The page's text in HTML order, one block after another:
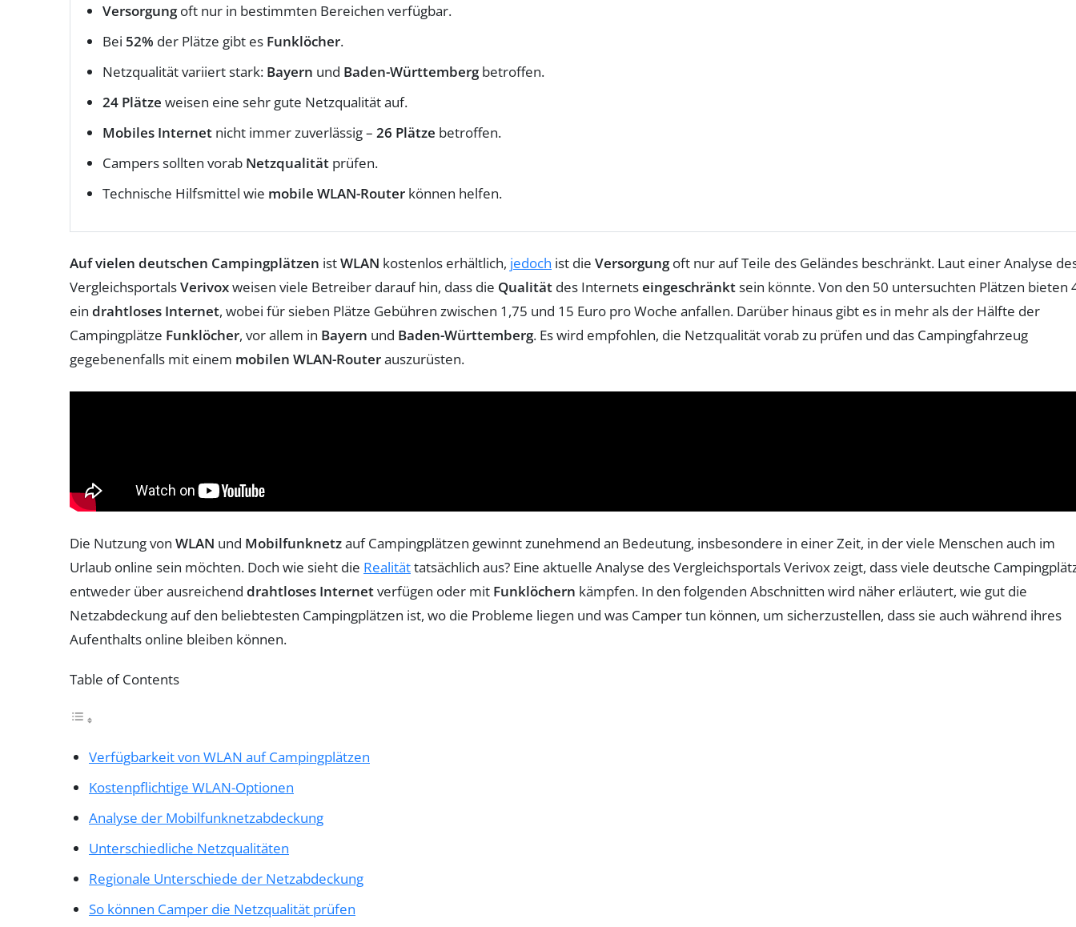
Versorgungoft nur in bestimmten Bereichen verfügbar.
Bei 52% der Plätze gibt es Funklöcher.
Netzqualität variiert stark: Bayern und Baden-Württembergbetroffen.
24 Plätze weisen eine sehr gute Netzqualität auf.
Mobiles Internet nicht immer zuverlässig – 26 Plätze betroffen.
Campers sollten vorab Netzqualität prüfen.
Technische Hilfsmittel wie mobile WLAN-Router können helfen.
Auf vielen deutschen Campingplätzen istWLAN kostenlos erhältlich, jedoch ist die Versorgungoft nur auf Teile des Geländes beschränkt. Laut einer Analyse
VergleichsportalsVerivoxweisen viele Betreiber darauf hin, dass die Qualität des Internetseingeschränktsein könnte. Von den 50 untersuchten Plätzen bieten
ein drahtloses Internet, wobei für sieben Plätze Gebühren zwischen 1,75 und 15 Euro pro Woche anfallen. Darüber hinaus gibt es in mehr als der Hälfte der
Campingplätze Funklöcher, vor allem in Bayern und Baden-Württemberg. Es wird empfohlen, die Netzqualität vorab zu prüfen und das Campingfahrzeug
gegebenenfalls mit einem mobilen WLAN-Routerauszurüsten.
Die Nutzung von WLAN und Mobilfunknetzauf Campingplätzen gewinnt zunehmend an Bedeutung, insbesondere in einer Zeit, in der viele Menschen auch im
Urlaub online sein möchten. Doch wie sieht die Realitättatsächlich aus? Eine aktuelle Analyse des Vergleichsportals Verivox zeigt, dass viele deutsche
entweder über ausreichend drahtloses Internetverfügen oder mit Funklöchern kämpfen. In den folgenden Abschnitten wird näher erläutert, wie gut die
Netzabdeckung auf den beliebtesten Campingplätzen ist, wo die Probleme liegen und was Camper tun können, um sicherzustellen, dass sie auch während ihres
Aufenthalts online bleiben können.
Table of Contents
Verfügbarkeit von WLAN auf Campingplätzen
Kostenpflichtige WLAN-Optionen
Analyse der Mobilfunknetzabdeckung
Unterschiedliche Netzqualitäten
Regionale Unterschiede der Netzabdeckung
So können Camper die Netzqualität prüfen